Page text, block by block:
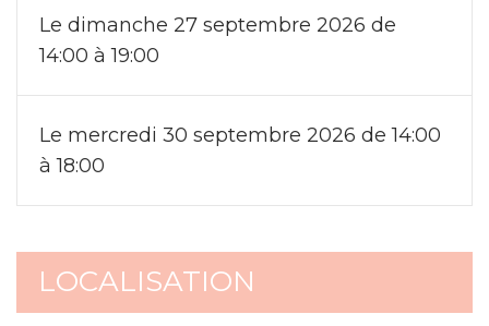
Le dimanche 27 septembre 2026 de
14:00 à 19:00
Le mercredi 30 septembre 2026 de 14:00
à 18:00
LOCALISATION